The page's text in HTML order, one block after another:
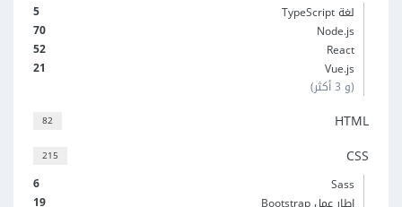
5
لغة TypeScript
70
Node.js
52
React
21
Vue.js
(و 3 أكثر)
82 HTML
215 CSS
6
Sass
19